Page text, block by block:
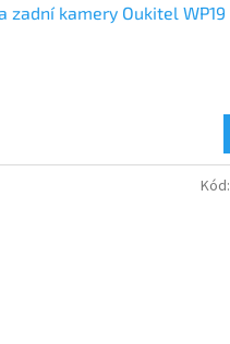
zadní kamery Oukitel WP19
Kód: